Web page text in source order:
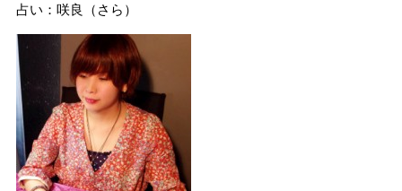
占い：咲良（さら）